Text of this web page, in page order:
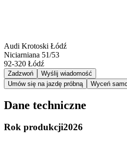
Audi Krotoski Łódź
Niciarniana 51/53
92-320 Łódź
Zadzwoń
Wyślij wiadomość
Umów się na jazdę próbną
Wyceń
Dane techniczne
Rok produkcji2026